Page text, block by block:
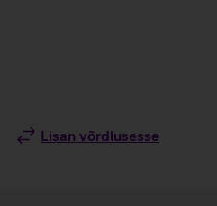
Lisan võrdlusesse